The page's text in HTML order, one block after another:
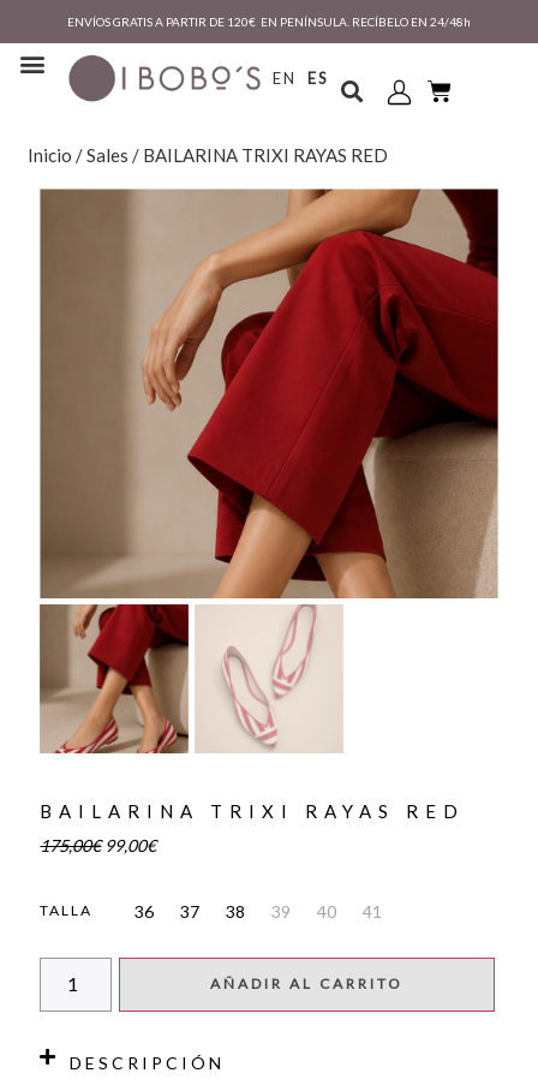
ENVÍOS GRATIS A PARTIR DE 120€ EN PENÍNSULA. RECÍBELO EN 24/48h
EN ES
Inicio /Sales / BAILARINA TRIXI RAYAS RED
BAILARINA TRIXI RAYAS RED
175,00€ 99,00€
TALLA 36 37 38 39 40 41
AÑADIR AL CARRITO
DESCRIPCIÓN